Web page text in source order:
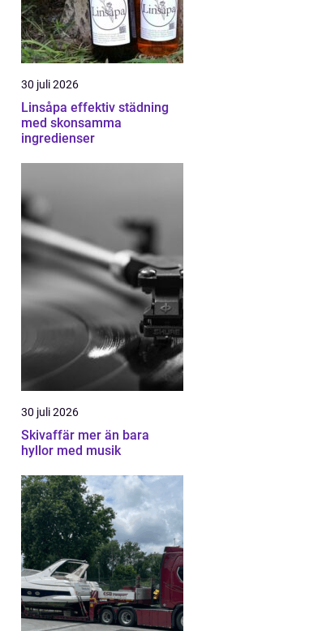
30 juli 2026
Linsåpa effektiv städning
med skonsamma
ingredienser
30 juli 2026
Skivaffär mer än bara
hyllor med musik